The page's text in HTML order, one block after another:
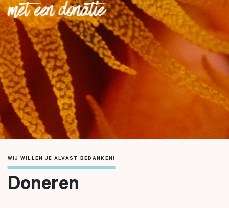
met een donatie
WIJ WILLEN JE ALVAST BEDANKEN!
Doneren